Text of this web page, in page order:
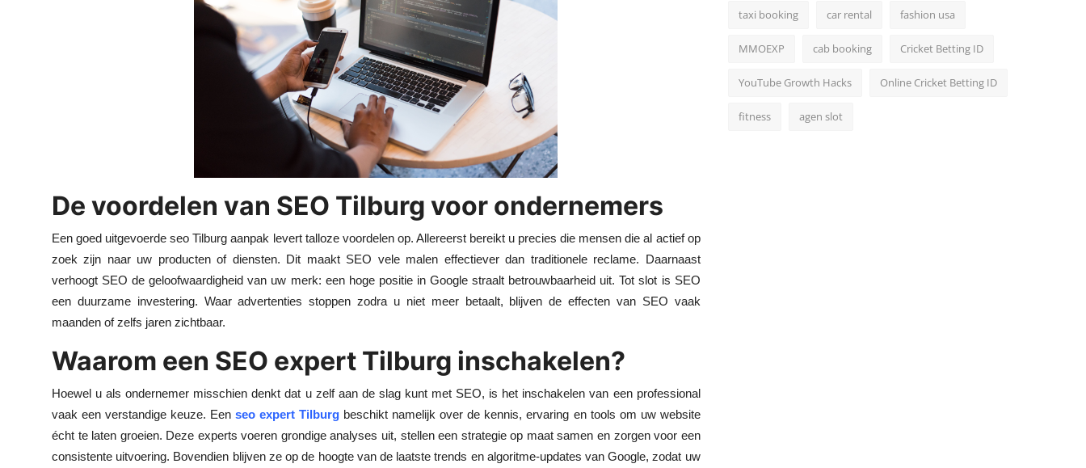
De voordelen van SEO Tilburg voor ondernemers
Een goed uitgevoerde seo Tilburg aanpak levert talloze voordelen op. Allereerst bereikt u precies die mensen die al actief op
zoek zijn naar uw producten of diensten. Dit maakt SEO vele malen effectiever dan traditionele reclame. Daarnaast
verhoogt SEO de geloofwaardigheid van uw merk: een hoge positie in Google straalt betrouwbaarheid uit. Tot slot is SEO
een duurzame investering. Waar advertenties stoppen zodra u niet meer betaalt, blijven de effecten van SEO vaak
maanden of zelfs jaren zichtbaar.
Waarom een SEO expert Tilburg inschakelen?
Hoewel u als ondernemer misschien denkt dat u zelf aan de slag kunt met SEO, is het inschakelen van een professional
vaak een verstandige keuze. Eenseo expert Tilburg beschikt namelijk over de kennis, ervaring en tools om uw website
écht te laten groeien. Deze experts voeren grondige analyses uit, stellen een strategie op maat samen en zorgen voor een
consistente uitvoering. Bovendien blijven ze op de hoogte van de laatste trends en algoritme-updates van Google, zodat uw
taxi booking car rental fashion usa
MMOEXP cab booking Cricket Betting ID
YouTube Growth Hacks Online Cricket Betting ID
fitness agen slot